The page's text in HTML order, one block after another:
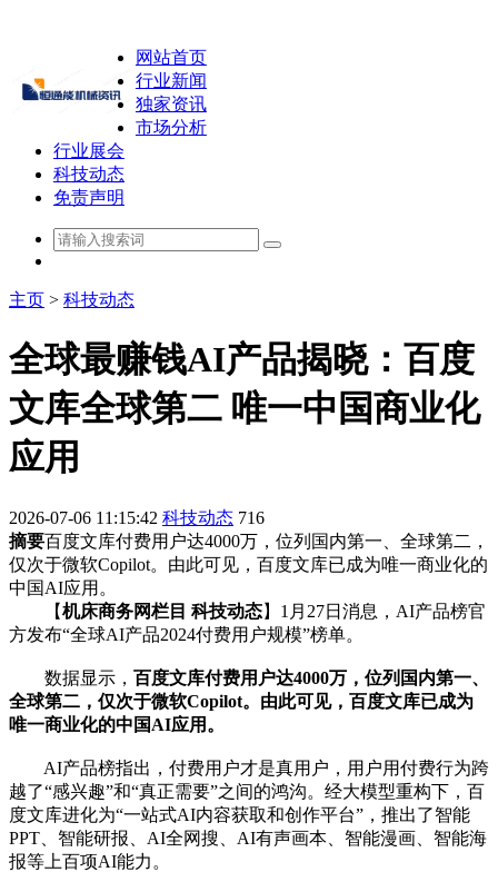
网站首页
行业新闻
独家资讯
市场分析
行业展会
科技动态
免责声明
主页 > 科技动态
全球最赚钱AI产品揭晓：百度
文库全球第二 唯一中国商业化
应用
2026-07-06 11:15:42 科技动态 716
摘要百度文库付费用户达4000万，位列国内第一、全球第二，
仅次于微软Copilot。由此可见，百度文库已成为唯一商业化的
中国AI应用。
【机床商务网栏目 科技动态】1月27日消息，AI产品榜官
方发布“全球AI产品2024付费用户规模”榜单。
数据显示， 百度文库付费用户达4000万，位列国内第一、
全球第二，仅次于微软Copilot。由此可见，百度文库已成为
唯一商业化的中国AI应用。
AI产品榜指出，付费用户才是真用户，用户用付费行为跨
越了“感兴趣”和“真正需要”之间的鸿沟。经大模型重构下，百
度文库进化为“一站式AI内容获取和创作平台”，推出了智能
PPT、智能研报、AI全网搜、AI有声画本、智能漫画、智能海
报等上百项AI能力。